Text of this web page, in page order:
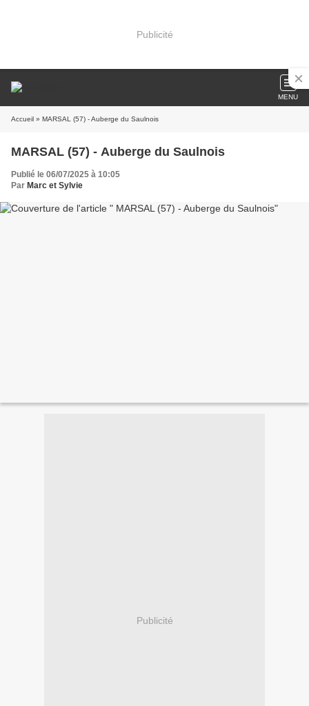
Publicité
MENU
Accueil » MARSAL (57) - Auberge du Saulnois
MARSAL (57) - Auberge du Saulnois
Publié le 06/07/2025 à 10:05
Par Marc et Sylvie
Publicité